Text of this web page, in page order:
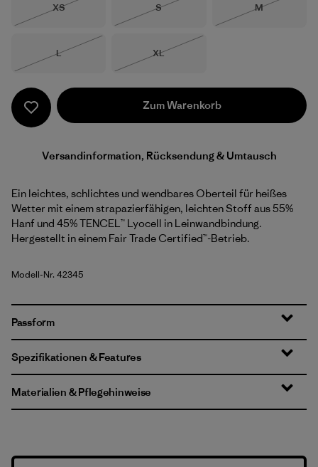
Größe
XS
Größe
S
Größe
M
Größe
L
Größe
XL
Zum Warenkorb
Versandinformation, Rücksendung & Umtausch
Ein leichtes, schlichtes und wendbares Oberteil für heißes
Wetter mit einem strapazierfähigen, leichten Stoff aus 55%
Hanf und 45% TENCEL™ Lyocell in Leinwandbindung.
Hergestellt in einem Fair Trade Certified™-Betrieb.
Modell-Nr. 42345
Passform
Spezifikationen & Features
Materialien & Pflegehinweise